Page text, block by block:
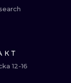
12-16